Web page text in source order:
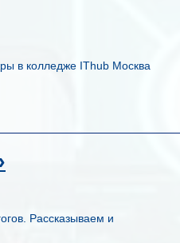
в колледже IThub Москва
Рассказываем и